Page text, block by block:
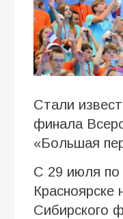
Стали
финала
«Большая
С 29 июля по
Красноярске
Сибирского